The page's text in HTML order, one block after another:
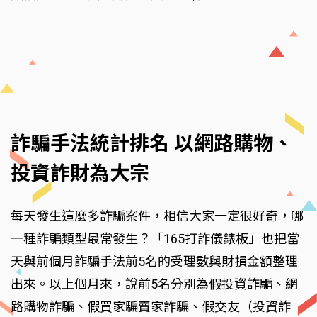
詐騙手法統計排名 以網路購物、
投資詐財為大宗
每天發生這麼多詐騙案件，相信大家一定很好奇，哪
一種詐騙類型最常發生？「165打詐儀錶板」也把當
天與前個月詐騙手法前5名的受理數與財損金額整理
出來。以上個月來，說前5名分別為假投資詐騙、網
路購物詐騙、假買家騙賣家詐騙、假交友（投資詐